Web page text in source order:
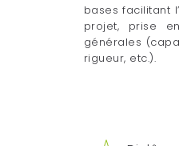
bases facilitant
projet, prise
générales
rigueur, etc.).